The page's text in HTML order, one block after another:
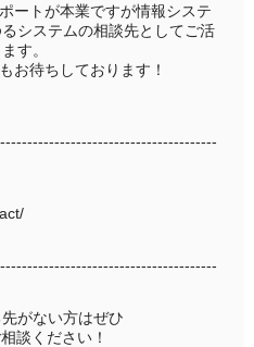
ートが本業ですが情報システ
システムの相談先としてご活
す。
お待ちしております！
がない方はぜひ
談ください！